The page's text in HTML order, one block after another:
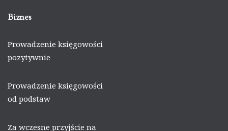
Biznes
Prowadzenie księgowości
pozytywnie
Prowadzenie księgowości
od podstaw
Za wczesne przyjście na